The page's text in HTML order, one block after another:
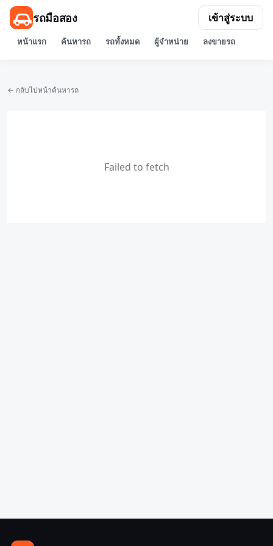
รถมือสอง
หน้าแรก ค้นหารถ รถทั้งหมด ผู้จำหน่าย ลงขายรถ
เข้าสู่ระบบ
← กลับไปหน้าค้นหารถ
Failed to fetch